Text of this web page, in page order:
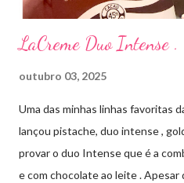
LaCreme Duo Intense .
outubro 03, 2025
Uma das minhas linhas favoritas
lançou pistache, duo intense ,
provar o duo Intense que é a
e com chocolate ao leite . Apesar